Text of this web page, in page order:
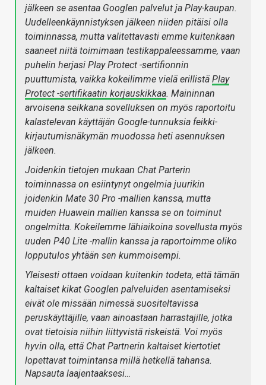
jälkeen se asentaa Googlen palvelut ja Play-kaupan.
Uudelleenkäynnistyksen jälkeen niiden pitäisi olla
toiminnassa, mutta valitettavasti emme kuitenkaan
saaneet niitä toimimaan testikappaleessamme, vaan
puhelin herjasi Play Protect -sertifionnin
puuttumista, vaikka kokeilimme vielä erillistä Play
Protect -sertifikaatin korjauskikkaa. Maininnan
arvoisena seikkana sovelluksen on myös raportoitu
kalastelevan käyttäjän Google-tunnuksia feikki-
kirjautumisnäkymän muodossa heti asennuksen
jälkeen.
Joidenkin tietojen mukaan Chat Parterin
toiminnassa on esiintynyt ongelmia juurikin
joidenkin Mate 30 Pro -mallien kanssa, mutta
muiden Huawein mallien kanssa se on toiminut
ongelmitta. Kokeilemme lähiaikoina sovellusta myös
uuden P40 Lite -mallin kanssa ja raportoimme oliko
lopputulos yhtään sen kummoisempi.
Yleisesti ottaen voidaan kuitenkin todeta, että tämän
kaltaiset kikat Googlen palveluiden asentamiseksi
eivät ole missään nimessä suositeltavissa
peruskäyttäjille, vaan ainoastaan harrastajille, jotka
ovat tietoisia niihin liittyvistä riskeistä. Voi myös
hyvin olla, että Chat Partnerin kaltaiset kiertotiet
lopettavat toimintansa millä hetkellä tahansa.
Napsauta laajentaaksesi…